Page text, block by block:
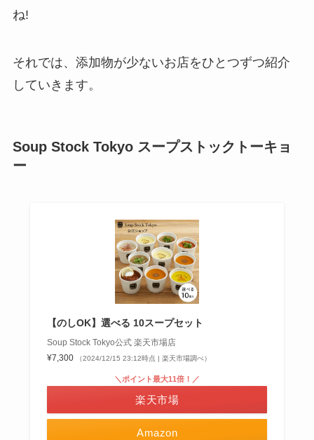
ね!
それでは、添加物が少ないお店をひとつずつ紹介
していきます。
Soup Stock Tokyo スープストックトーキョ
ー
【のしOK】選べる 10スープセット
Soup Stock Tokyo公式 楽天市場店
¥7,300
（2024/12/15 23:12時点 | 楽天市場調べ）
Amazon
＼ポイント最大11倍！／
楽天市場